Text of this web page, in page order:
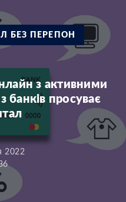
БЕЗ ПЕРЕПОН
з активними
банків просуває
2022